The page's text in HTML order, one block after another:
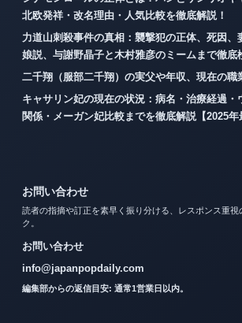
北欧発祥・改名理由・人気比較を徹底解説！
力道山刺殺事件の真相：襲撃犯の正体、死因、
娘説、与謝野晶子と木村雅彦のミームまで徹底
二千翔（服部二千翔）の実父や年収、現在の職
キャサリン妃の現在の状況：病名・治療経過・
関係・メーガン妃比較までを徹底解説【2025年
お問い合わせ
読者の指摘や訂正を素早く振り分ける、レスポンス重視
ク。
お問い合わせ
info@japanpopdaily.com
編集部からの返信目安: 通常1営業日以内。